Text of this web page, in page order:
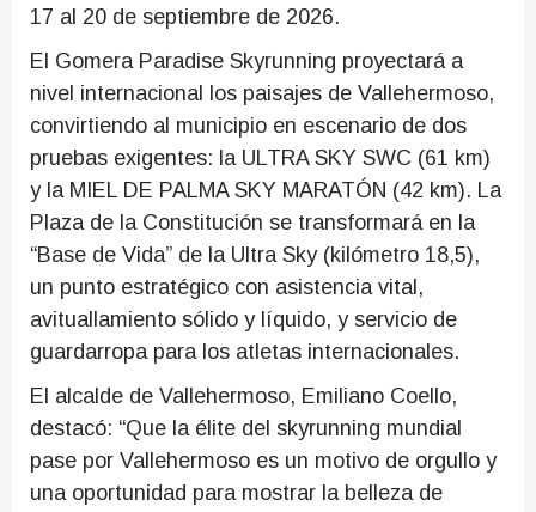
17 al 20 de septiembre de 2026.
El Gomera Paradise Skyrunning proyectará a
nivel internacional los paisajes de Vallehermoso,
convirtiendo al municipio en escenario de dos
pruebas exigentes: la ULTRA SKY SWC (61 km)
y la MIEL DE PALMA SKY MARATÓN (42 km). La
Plaza de la Constitución se transformará en la
“Base de Vida” de la Ultra Sky (kilómetro 18,5),
un punto estratégico con asistencia vital,
avituallamiento sólido y líquido, y servicio de
guardarropa para los atletas internacionales.
El alcalde de Vallehermoso, Emiliano Coello,
destacó: “Que la élite del skyrunning mundial
pase por Vallehermoso es un motivo de orgullo y
una oportunidad para mostrar la belleza de